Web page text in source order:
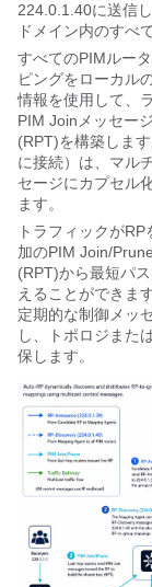
224.0.1.40に送信
ドメイン内のすべ
すべてのPIMルー
ピングをローカル
情報を使用して、
PIM Joinメッセー
(RPT)を構築しま
に接続）は、マル
セージにカプセル
ます。
トラフィックが
加のPIM Join/
(RPT)から最短パ
えることができま
定期的な制御メッ
し、トポロジまた
保します。